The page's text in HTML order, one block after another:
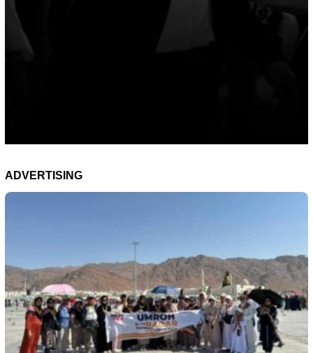
ADVERTISING